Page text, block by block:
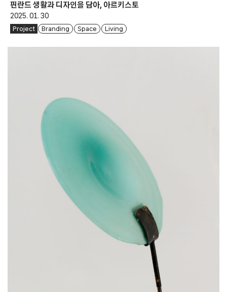
핀란드 생활과 디자인을 담아, 아르키스토
2025. 01. 30
Project Branding Space Living